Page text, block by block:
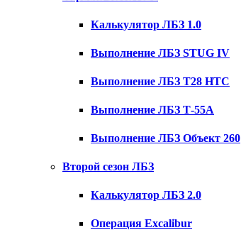
Калькулятор ЛБЗ 1.0
Выполнение ЛБЗ STUG IV
Выполнение ЛБЗ T28 HTC
Выполнение ЛБЗ Т-55А
Выполнение ЛБЗ Объект 260
Второй сезон ЛБЗ
Калькулятор ЛБЗ 2.0
Операция Excalibur